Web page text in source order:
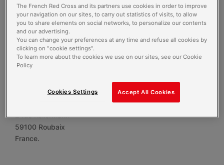
Hébergement
Ce site est hébergé par :
Croix-Rouge française – Services administratifs : Campus
21 rue de la Vanne CS 90070 – 92126 Montrouge cedex
2 rue Kellermann
59100 Roubaix
France.
The French Red Cross and its partners use cookies in order to improve
your navigation on our sites, to carry out statistics of visits, to allow
you to share elements on social networks, to personalize our contents
and our advertising.
You can change your preferences at any time and refuse all cookies by
clicking on "cookie settings".
To learn more about the cookies we use on our sites, see our Cookie
Policy
Accept All Cookies
Cookies Settings